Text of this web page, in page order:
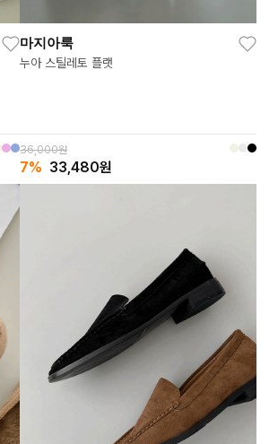
마지아룩
누아 스틸레토 플랫
36,000원
7% 33,480원